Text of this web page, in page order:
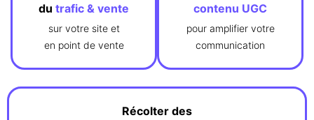
du trafic & vente
sur votre site et
en point de vente
contenu UGC
pour amplifier votre
communication
Récolter des